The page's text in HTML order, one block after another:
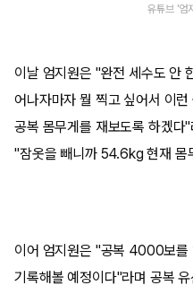
유튜브 '엄
이날 엄지원은 "완전 세수도 안
어나자마자 뭘 찍고 싶어서 이
공복 몸무게를 재보도록 하겠다
"잠옷을 빼니까 54.6kg 현재 몸
이어 엄지원은 "공복 4000보를
기록해볼 예정이다"라며 공복